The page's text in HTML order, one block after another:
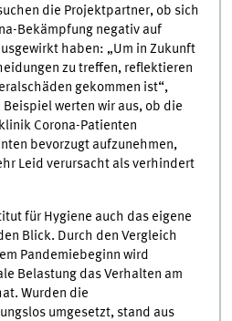
die Projektpartner, ob sich
Bekämpfung negativ auf
haben: „Um in Zukunft
zu treffen, reflektieren
gekommen ist“,
werten wir aus, ob die
Corona-Patienten
bevorzugt aufzunehmen,
Leid verursacht als verhindert
für Hygiene auch das eigene
Blick. Durch den Vergleich
Pandemiebeginn wird
Belastung das Verhalten am
Wurden die
umgesetzt, stand aus